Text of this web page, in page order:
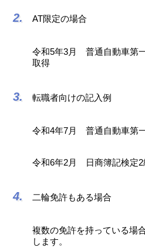
AT限定の場合
令和5年3月 普通自動車第
取得
転職者向けの記入例
令和4年7月 普通自動車第
令和6年2月 日商簿記検定
二輪免許もある場合
複数の免許を持っている場
します。